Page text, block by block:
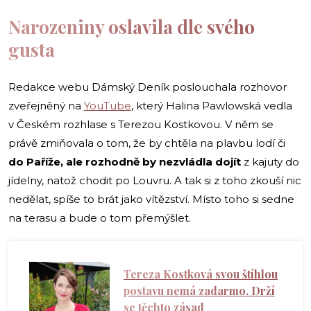
Narozeniny oslavila dle svého
gusta
Redakce webu Dámský Deník poslouchala rozhovor
zveřejněný na YouTube, který Halina Pawlowská vedla
v Českém rozhlase s Terezou Kostkovou. V něm se
právě zmiňovala o tom, že by chtěla na plavbu lodí či
do Paříže, ale rozhodně by nezvládla dojít z kajuty do
jídelny, natož chodit po Louvru. A tak si z toho zkouší nic
nedělat, spíše to brát jako vítězství. Místo toho si sedne
na terasu a bude o tom přemýšlet.
Tereza Kostková svou štíhlou
postavu nemá zadarmo. Drží
se těchto zásad